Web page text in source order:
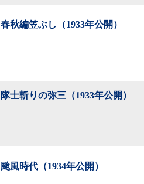
春秋編笠ぶし（1933年公開）
隊士斬りの弥三（1933年公開）
颱風時代（1934年公開）